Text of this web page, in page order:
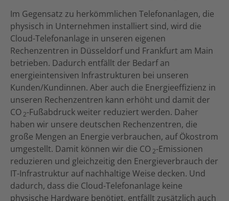
Im Gegensatz zu herkömmlichen Telefonanlagen, die
physisch in Unternehmen installiert sind, wird die
Cloud-Telefonanlage in unseren eigenen
Rechenzentren in Düsseldorf und Frankfurt am Main
betrieben. Dadurch entfällt der Bedarf an
energieintensiven Infrastrukturen bei unseren
Kunden/Kundinnen. Aber auch die Energieeffizienz in
unseren Rechenzentren kann erhöht und damit der
CO2-Fußabdruck weiter reduziert werden. Daher
haben wir unsere deutschen Rechenzentren, die
große Mengen an Energie verbrauchen, auf Ökostrom
umgestellt. Damit können wir die CO2-Emissionen
reduzieren und gleichzeitig den Energieverbrauch der
IT-Infrastruktur auf nachhaltige Weise decken. Und
dadurch, dass die Cloud-Telefonanlage keine
physische Hardware benötigt, entfällt zusätzlich auch